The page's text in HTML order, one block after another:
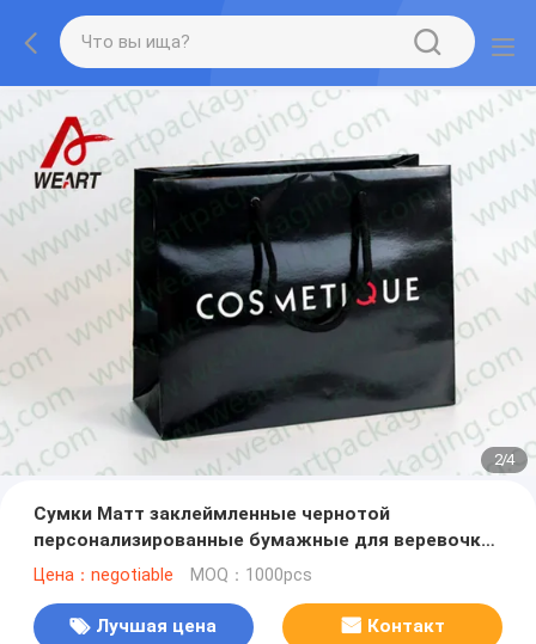
3/4
Сумки Матт заклеймленные чернотой
персонализированные бумажные для веревочки
нейлона партии
Цена：negotiable MOQ：1000pcs
Лучшая цена Контакт